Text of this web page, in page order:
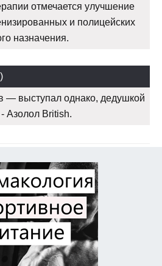
отмечается улучшение
и полицейских
назначения.
— выступал однако, дедушкой
Азолол British.